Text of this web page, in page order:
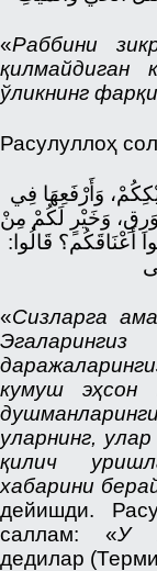
«Раббини
қилмайдиган
ўликнинг
Расулуллоҳ
وَأَرْفَعِهَا فِي
وَخَيْرٍ لَكُمْ مِنْ
أَعْنَاقَكُم؟ قَالُوا:
«Сизларга
кумуш эҳсон
уларнинг,
қилич
хабарини
дейишди.
саллам: «У
дедилар